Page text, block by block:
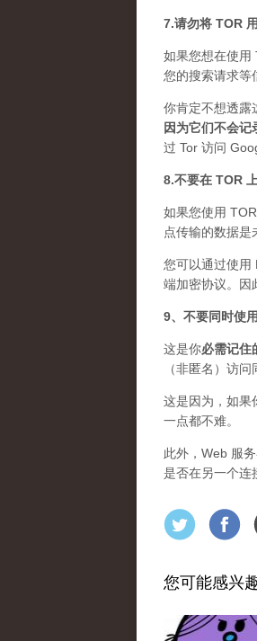
7.请勿将 TOR
如果您想在使用
您的搜索请求等
你肯定不想透露
因为它们不会记
过 Tor 访问
8.不要在 TOR
如果您使用
点传输的数据是
您可以通过使用
端加密协议。因
9、不要同时使
这是你必需记住
（非匿名）访
这是因为，如果
一点都不难。
此外，Web 服
是否在另一个连
您可能感兴